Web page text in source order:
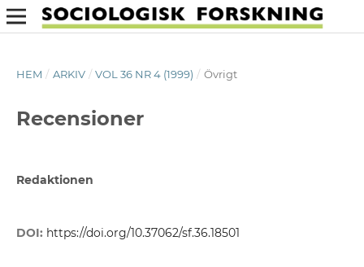
HEM / ARKIV / VOL 36 NR 4 (1999) / Övrigt
Recensioner
Redaktionen
DOI: https://doi.org/10.37062/sf.36.18501